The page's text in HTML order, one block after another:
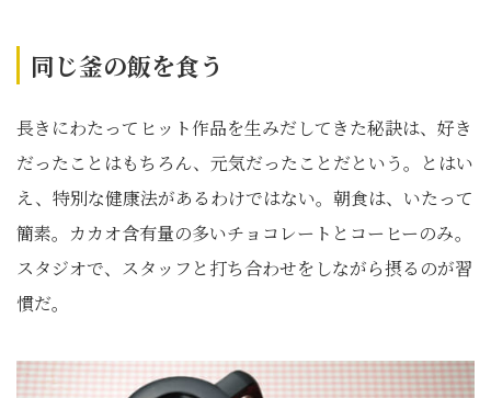
同じ釜の飯を食う
長きにわたってヒット作品を生みだしてきた秘訣は、好き
だったことはもちろん、元気だったことだという。とはい
え、特別な健康法があるわけではない。朝食は、いたって
簡素。カカオ含有量の多いチョコレートとコーヒーのみ。
スタジオで、スタッフと打ち合わせをしながら摂るのが習
慣だ。